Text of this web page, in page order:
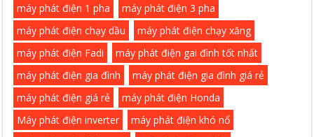
máy phát điện 1 pha
máy phát điện 3 pha
máy phát điện chạy dầu
máy phát điện chạy xăng
máy phát điện Fadi
máy phát điện gai đình tốt nhất
máy phát điện gia đình
máy phát điện gia đình giá rẻ
máy phát điện giá rẻ
máy phát điện Honda
Máy phát điện inverter
máy phát điện khó nổ